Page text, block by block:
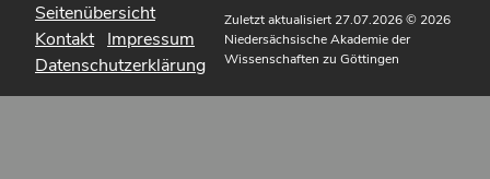
Seitenübersicht
Kontakt Impressum
Datenschutzerklärung
Zuletzt aktualisiert 27.07.2026© 2026
Niedersächsische Akademie der
Wissenschaften zu Göttingen